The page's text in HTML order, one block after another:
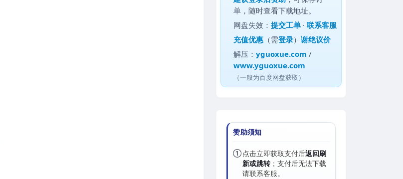
单，随时查看下载地址。
网盘失效：提交工单 ·联系客服
充值优惠 （需登录）谢绝议价
解压：yguoxue.com /
www.yguoxue.com
（一般为百度网盘获取）
赞助须知
①点击立即获取支付后返回刷
新或跳转；支付后无法下载
请联系客服。